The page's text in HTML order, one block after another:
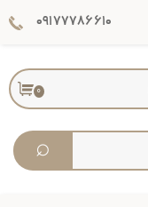
⌕
۰۹۱۷۷۷۸۶۶۱۰
۰